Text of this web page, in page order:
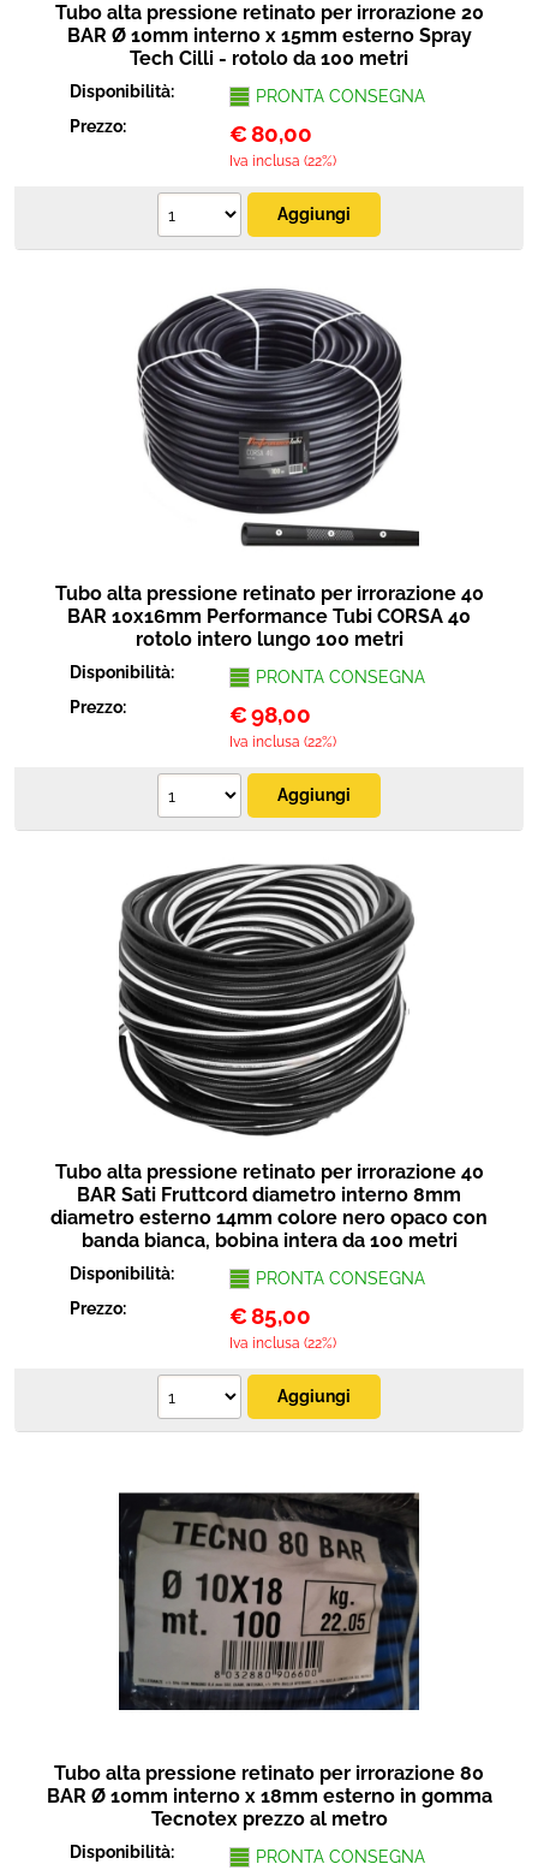
Tubo alta pressione retinato per irrorazione 20
BAR Ø 10mm interno x 15mm esterno Spray
Tech Cilli - rotolo da 100 metri
Disponibilità:
PRONTA CONSEGNA
Prezzo:
€80,00
Iva inclusa (22%)
Tubo alta pressione retinato per irrorazione 40
BAR 10x16mm Performance Tubi CORSA 40
rotolo intero lungo 100 metri
Disponibilità:
PRONTA CONSEGNA
Prezzo:
€98,00
Iva inclusa (22%)
Tubo alta pressione retinato per irrorazione 40
BAR Sati Fruttcord diametro interno 8mm
diametro esterno 14mm colore nero opaco con
banda bianca, bobina intera da 100 metri
Disponibilità:
PRONTA CONSEGNA
Prezzo:
€85,00
Iva inclusa (22%)
Tubo alta pressione retinato per irrorazione 80
BAR Ø 10mm interno x 18mm esterno in gomma
Tecnotex prezzo al metro
Disponibilità:
PRONTA CONSEGNA